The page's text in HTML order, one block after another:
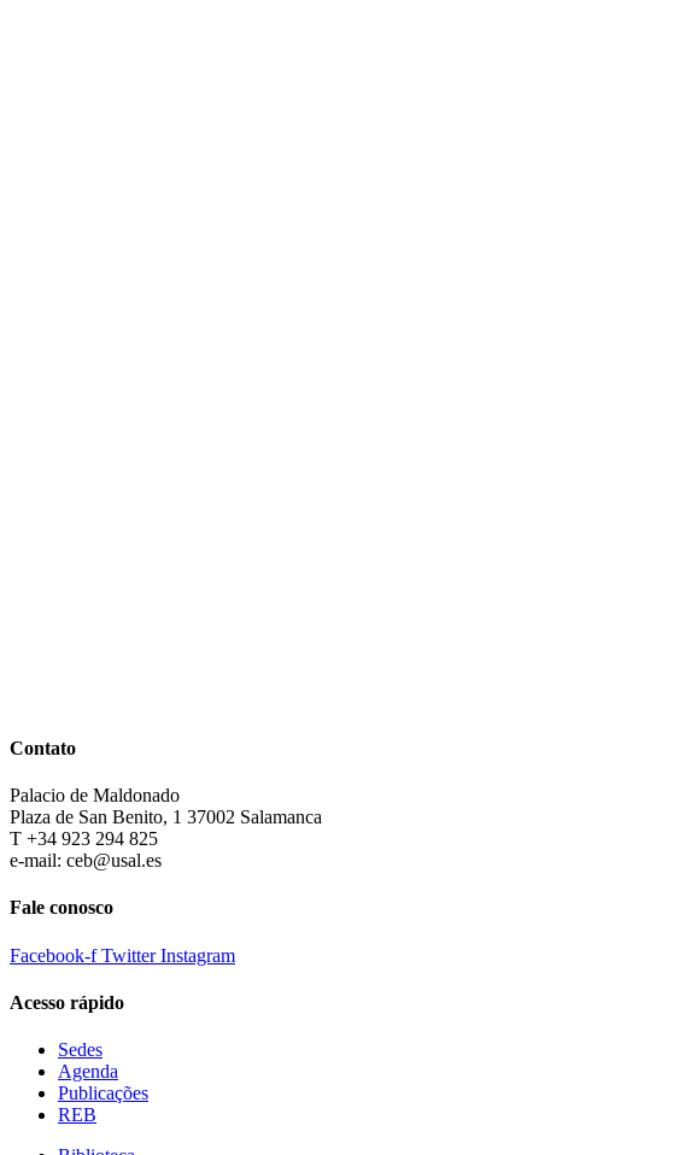
Contato
Palacio de Maldonado
Plaza de San Benito, 1 37002 Salamanca
T +34 923 294 825
e-mail: ceb@usal.es
Fale conosco
Facebook-f Twitter Instagram
Acesso rápido
Sedes
Agenda
Publicações
REB